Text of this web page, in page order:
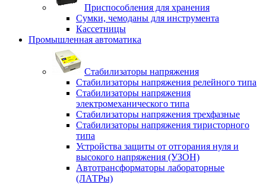
Приспособления для хранения
Сумки, чемоданы для инструмента
Кассетницы
Промышленная автоматика
Стабилизаторы напряжения
Стабилизаторы напряжения релейного типа
Стабилизаторы напряжения
электромеханического типа
Стабилизаторы напряжения трехфазные
Стабилизаторы напряжения тиристорного
типа
Устройства защиты от отгорания нуля и
высокого напряжения (УЗОН)
Автотрансформаторы лабораторные
(ЛАТРы)